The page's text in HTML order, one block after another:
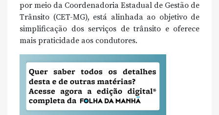
por meio da Coordenadoria Estadual de Gestão de
Trânsito (CET-MG), está alinhada ao objetivo de
simplificação dos serviços de trânsito e oferece
mais praticidade aos condutores.